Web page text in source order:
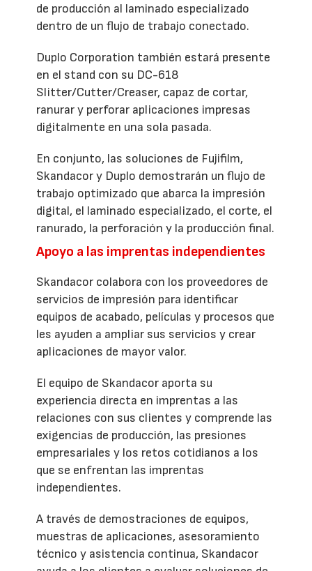
de producción al laminado especializado
dentro de un flujo de trabajo conectado.
Duplo Corporation también estará presente
en el stand con su DC-618
Slitter/Cutter/Creaser, capaz de cortar,
ranurar y perforar aplicaciones impresas
digitalmente en una sola pasada.
En conjunto, las soluciones de Fujifilm,
Skandacor y Duplo demostrarán un flujo de
trabajo optimizado que abarca la impresión
digital, el laminado especializado, el corte, el
ranurado, la perforación y la producción final.
Apoyo a las imprentas independientes
Skandacor colabora con los proveedores de
servicios de impresión para identificar
equipos de acabado, películas y procesos que
les ayuden a ampliar sus servicios y crear
aplicaciones de mayor valor.
El equipo de Skandacor aporta su
experiencia directa en imprentas a las
relaciones con sus clientes y comprende las
exigencias de producción, las presiones
empresariales y los retos cotidianos a los
que se enfrentan las imprentas
independientes.
A través de demostraciones de equipos,
muestras de aplicaciones, asesoramiento
técnico y asistencia continua, Skandacor